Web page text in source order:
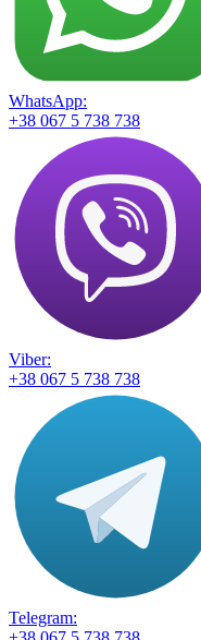
WhatsApp:
+38 067 5 738 738
Viber:
+38 067 5 738 738
Telegram: